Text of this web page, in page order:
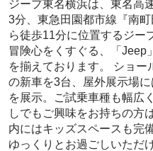
ジープ東名横浜は、東名高
3分、東急田園都市線『南
ら徒歩11分に位置するジー
冒険心をくすぐる、「Jeep
を揃えております。 ショ
の新車を3台、屋外展示場
を展示。ご試乗車種も幅広
しでもご興味をお持ちの方
内にはキッズスペースも完
ゆっくりとお過ごしいただ